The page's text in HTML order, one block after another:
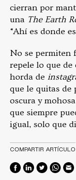
cierran por
una The Earth
“Ahí es donde
No se permiten
repele lo que
horda de
que le quitas de
oscura y
que siempre
igual, solo que
COMPARTIR ARTÍCULO